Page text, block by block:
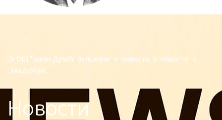
ЈУ ОШ "Јован Дучић" Залужани > Новости > Новости
>
ЗАКЉУЧАК
Новости